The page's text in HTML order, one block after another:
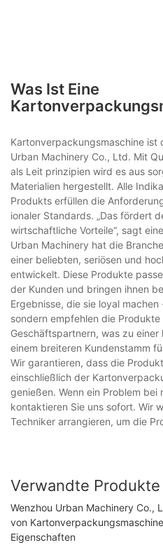
Was Ist Eine
Kartonverpackungsmaschine ist
Urban Machinery Co., Ltd. Mit
als Leit prinzipien wird es aus
Materialien hergestellt. Alle
Produkts erfüllen die
ionaler Standards. „Das fördert
wirtschaftliche Vorteile“, sagt
Urban Machinery hat die
einer beliebten, seriösen und
entwickelt. Diese Produkte
der Kunden und bringen ihnen
Ergebnisse, die sie loyal
sondern empfehlen die
Geschäftspartnern, was zu
einem breiteren Kundenstamm
Wir garantieren, dass die
einschließlich der
genießen. Wenn ein Problem
kontaktieren Sie uns sofort. Wir
Techniker arrangieren, um die
Verwandte Produkte
Wenzhou Urban Machinery Co.,
von
Eigenschaften